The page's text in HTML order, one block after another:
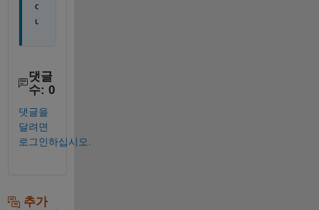
o
u
댓글
수: 0
댓글을
달려면
로그인하십시오.
추가